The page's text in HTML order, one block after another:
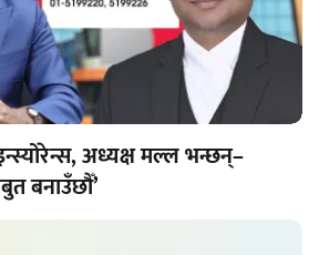
अध्यक्ष मल्ल भन्छन्–
बनाउँछौँ’